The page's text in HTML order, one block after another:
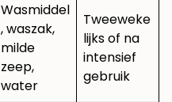
Wasmiddel
, waszak,
milde
zeep,
water
Tweeweke
lijks of na
intensief
gebruik